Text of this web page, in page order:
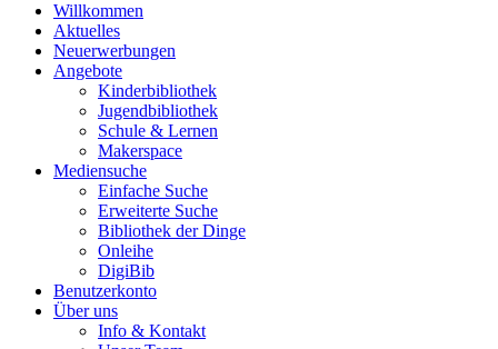
Willkommen
Aktuelles
Neuerwerbungen
Angebote
Kinderbibliothek
Jugendbibliothek
Schule & Lernen
Makerspace
Mediensuche
Einfache Suche
Erweiterte Suche
Bibliothek der Dinge
Onleihe
DigiBib
Benutzerkonto
Über uns
Info & Kontakt